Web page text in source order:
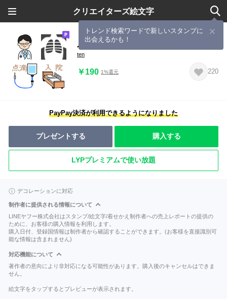
クリエイターズ絵文字
トレンド検索ワードで新しいスタンプに
出会えるかも！
入院や病院の絵文字
ten
￥190 1%還元 220
PayPay決済が利用できるようになりました
プレゼントする 購入する
LYPプレミアムで使い放題
デコレーションに対応
制作者に提供される情報について
LINEヤフー株式会社はスタンプ/絵文字/着せかえ制作者への売上レポートの提供の
ために、お客様の購入情報を利用します。
購入日付、登録国情報は制作者から確認することができます。(お客様を直接識別可
能な情報は含まれません)
対応機能について
著作者の意向により非対応になる可能性があります。購入後のキャンセルはできま
せん。
絵文字をタップするとプレビューが表示されます。